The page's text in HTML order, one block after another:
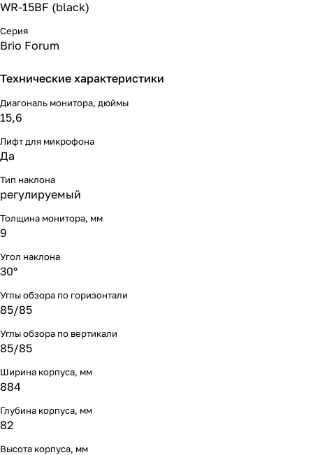
WR-15BF (black)
Серия
Brio Forum
Технические характеристики
Диагональ монитора, дюймы
15,6
Лифт для микрофона
Да
Тип наклона
регулируемый
Толщина монитора, мм
9
Угол наклона
30°
Углы обзора по горизонтали
85/85
Углы обзора по вертикали
85/85
Ширина корпуса, мм
884
Глубина корпуса, мм
82
Высота корпуса, мм